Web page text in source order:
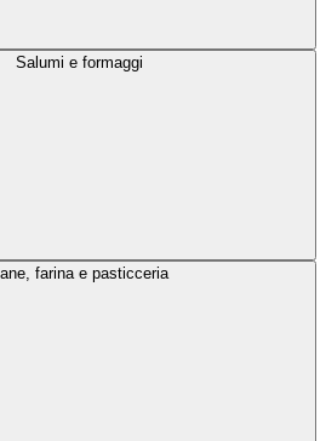
Salumi e formaggi
farina e pasticceria